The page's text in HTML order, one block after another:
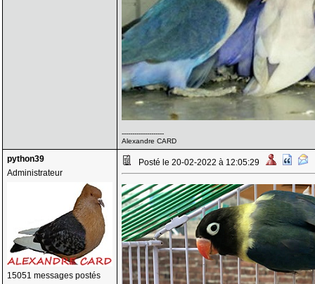
--------------------
Alexandre CARD
python39
Administrateur
15051 messages postés
Posté le 20-02-2022 à 12:05:29